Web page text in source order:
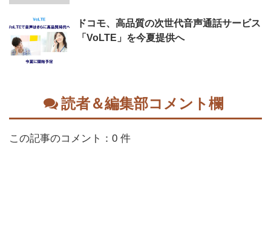
ドコモ、高品質の次世代音声通話サービス
「VoLTE」を今夏提供へ
読者＆編集部コメント欄
この記事のコメント：0 件